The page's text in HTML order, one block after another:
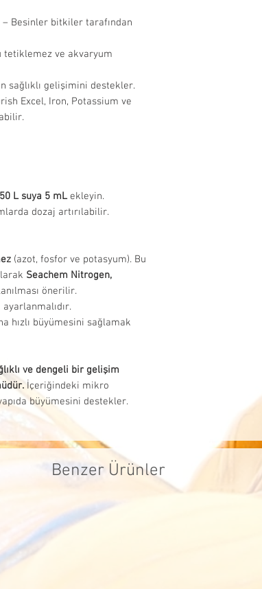
– Besinler bitkiler tarafından
tetiklemez ve akvaryum
sağlıklı gelişimini destekler.
Excel, Iron, Potassium ve
L suya 5 mLekleyin.
dozaj artırılabilir.
(azot, fosfor ve potasyum). Bu
Seachem Nitrogen,
önerilir.
hızlı büyümesini sağlamak
ve dengeli bir gelişim
İçeriğindeki mikro
büyümesini destekler.
tarafımızca
Benzer Ürünler